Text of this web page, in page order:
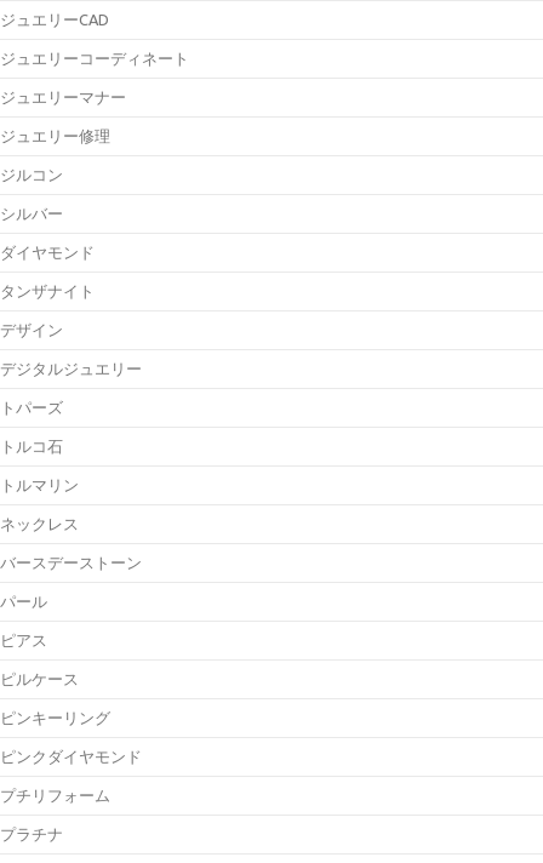
ジュエリーCAD
ジュエリーコーディネート
ジュエリーマナー
ジュエリー修理
ジルコン
シルバー
ダイヤモンド
タンザナイト
デザイン
デジタルジュエリー
トパーズ
トルコ石
トルマリン
ネックレス
バースデーストーン
パール
ピアス
ピルケース
ピンキーリング
ピンクダイヤモンド
プチリフォーム
プラチナ